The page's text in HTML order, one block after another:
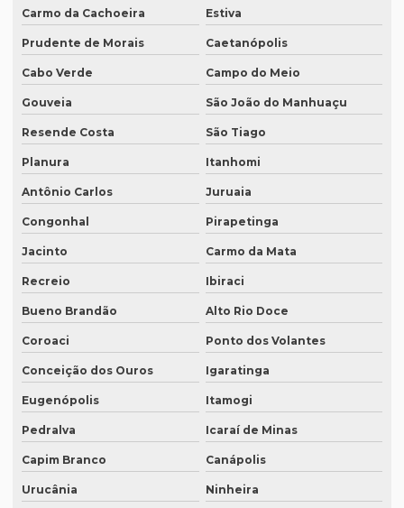
Onde fazer tradução juramentada em sp
Onde fazer tradução em porto alegre
Onde fazer transcrição de áudio para texto
Orçamento inglês tradução
Orçamento legendagem
Preço interpretação simultânea
Preço revisão tradução
Preço tabela tradução inglês
Preço para tradução
Preço de tradução de árabe
Preço tradução em chinês
Preço tradução para francês
Preço tradução francês portugues
Preço de tradução juramentada
Preço tradução juramentada alemão
Carmo da Cachoeira Estiva
Prudente de Morais Caetanópolis
Cabo Verde Campo do Meio
Gouveia São João do Manhuaçu
Resende Costa São Tiago
Planura Itanhomi
Antônio Carlos Juruaia
Congonhal Pirapetinga
Jacinto Carmo da Mata
Recreio Ibiraci
Bueno Brandão Alto Rio Doce
Coroaci Ponto dos Volantes
Conceição dos Ouros Igaratinga
Eugenópolis Itamogi
Pedralva Icaraí de Minas
Capim Branco Canápolis
Urucânia Ninheira